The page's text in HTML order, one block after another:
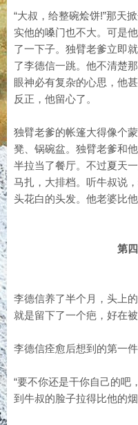
“大叔，给整碗烩饼!”那天
实他的嗓门也不大。可是
了一下子。独臂老爹立即
了李德信一跳。他不清楚
眼神必有复杂的心思，他
反正，他留心了。
独臂老爹的帐篷大得像个
凳、锅碗盆。独臂老爹和
半拉当了餐厅。不过夏天
马扎，大排档。听牛叔说
头花白的头发。他老婆比
第
李德信养了半个月，头上
就是留下了一个疤，好在
李德信痊愈后想到的第一
“要不你还是干你自己的
到牛叔的脸子拉得比他的烟